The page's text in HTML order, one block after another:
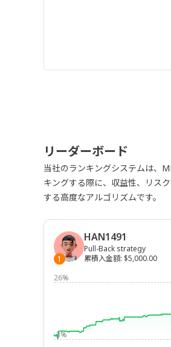
リーダーボード
当社のランキングシステムは、
キングする際に、収益性、リス
する高度なアルゴリズムです。
1
HAN1491
Pull-Back strategy
累積入金額: $5,000.00
26%
-3%